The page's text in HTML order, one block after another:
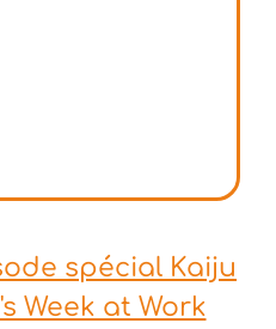
spécial Kaiju
Week at Work